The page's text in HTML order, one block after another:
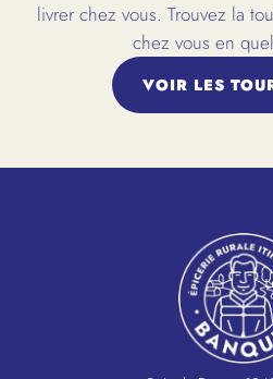
livrer chez vous. Trouvez la
chez vous en
VOIR LES